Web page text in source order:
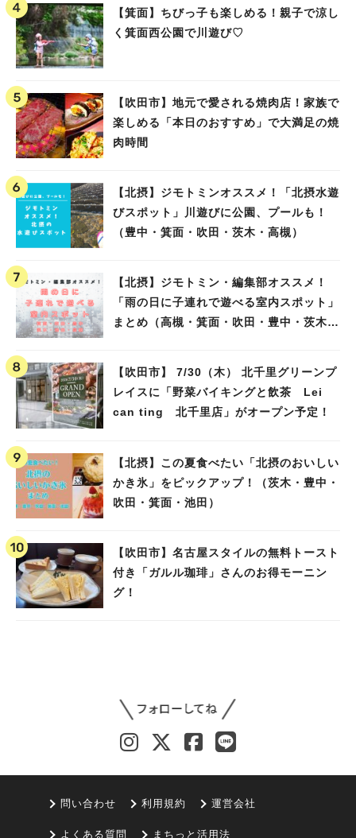
【箕面】ちびっ子も楽しめる！親子で涼し
く箕面西公園で川遊び♡
【吹田市】地元で愛される焼肉店！家族で
楽しめる「本日のおすすめ」で大満足の焼
肉時間
【北摂】ジモトミンオススメ！「北摂水遊
びスポット」川遊びに公園、プールも！
（豊中・箕面・吹田・茨木・高槻）
【北摂】ジモトミン・編集部オススメ！
「雨の日に子連れで遊べる室内スポット」
まとめ（高槻・箕面・吹田・豊中・茨木・
【吹田市】 7/30（木） 北千里グリーンプ
レイスに「野菜バイキングと飲茶 Lei
can ting 北千里店」がオープン予定！
【北摂】この夏食べたい「北摂のおいしい
かき氷」をピックアップ！（茨木・豊中・
吹田・箕面・池田）
【吹田市】名古屋スタイルの無料トースト
付き「ガルル珈琲」さんのお得モーニン
グ！
問い合わせ 利用規約 運営会社
よくある質問 まちっと活用法